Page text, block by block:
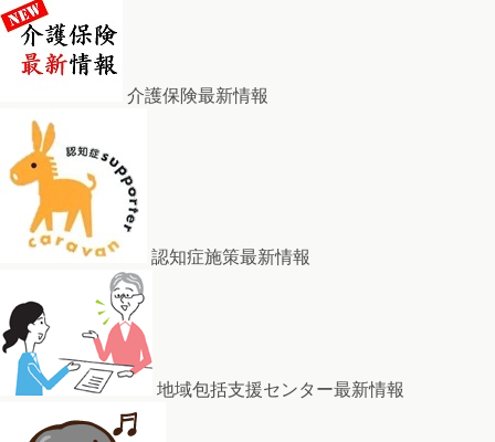
介護保険最新情報
認知症施策最新情報
地域包括支援センター最新情報